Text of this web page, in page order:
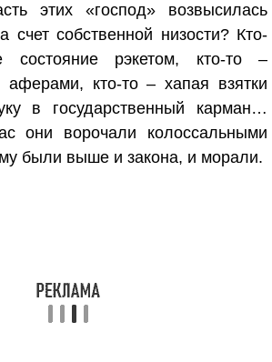
этих «господ» возвысилась
счет собственной низости? Кто-
рэкетом, кто-то –
аферами, кто-то – хапая взятки
в государственный карман…
они ворочали колоссальными
были выше и закона, и морали.